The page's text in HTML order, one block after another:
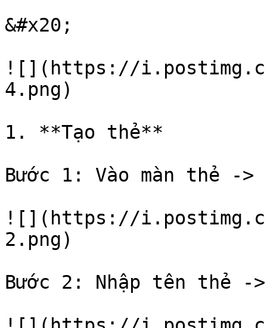
&#x20;
![](https://i.postimg.cc/
4.png)
1. **Tạo thẻ**
Bước 1: Vào màn thẻ -
![](https://i.postimg.cc/
2.png)
Bước 2: Nhập tên thẻ -